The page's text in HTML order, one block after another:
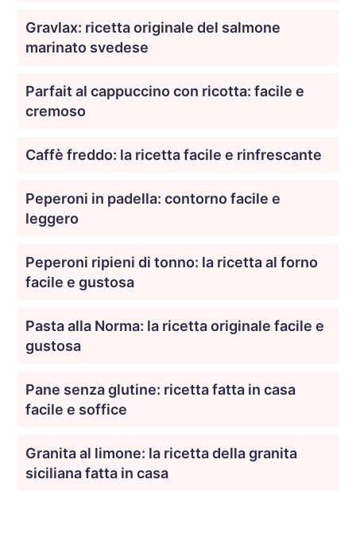
Gravlax: ricetta originale del salmone
marinato svedese
Parfait al cappuccino con ricotta: facile e
cremoso
Caffè freddo: la ricetta facile e rinfrescante
Peperoni in padella: contorno facile e
leggero
Peperoni ripieni di tonno: la ricetta al forno
facile e gustosa
Pasta alla Norma: la ricetta originale facile e
gustosa
Pane senza glutine: ricetta fatta in casa
facile e soffice
Granita al limone: la ricetta della granita
siciliana fatta in casa